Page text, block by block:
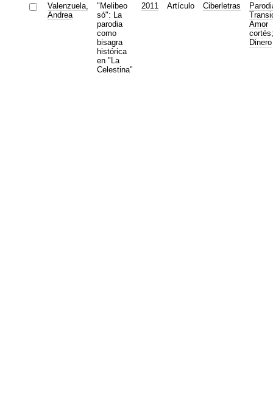
Valenzuela,
Andrea
"Melibeo
só": La
parodia
como
bisagra
histórica
en "La
Celestina"
2011 Artículo Ciberletras
Amor
cortés;
Dinero